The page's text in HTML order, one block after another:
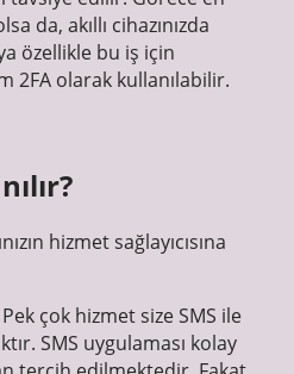
da, akıllı cihazınızda
özellikle bu iş için
2FA olarak kullanılabilir.
hizmet sağlayıcısına
Pek çok hizmet size SMS ile
SMS uygulaması kolay